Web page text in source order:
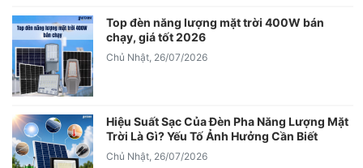
Top đèn năng lượng mặt trời 400W bán
chạy, giá tốt 2026
Chủ Nhật, 26/07/2026
Hiệu Suất Sạc Của Đèn Pha Năng Lượng Mặt
Trời Là Gì? Yếu Tố Ảnh Hưởng Cần Biết
Chủ Nhật, 26/07/2026